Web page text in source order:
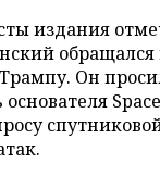
издания
обращался
Он